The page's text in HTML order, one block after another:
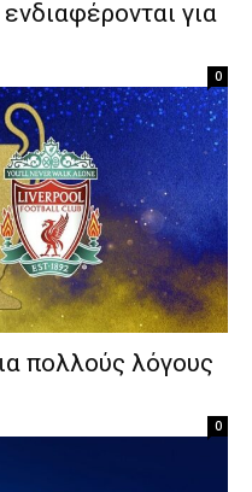
για
0
πολλούς λόγους
0